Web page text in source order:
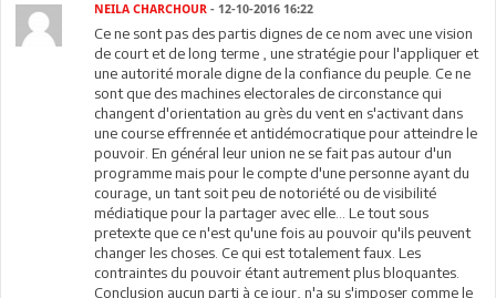
NEILA CHARCHOUR - 12-10-2016 16:22
Ce ne sont pas des partis dignes de ce nom avec une vision
de court et de long terme , une stratégie pour l'appliquer et
une autorité morale digne de la confiance du peuple. Ce ne
sont que des machines electorales de circonstance qui
changent d'orientation au grès du vent en s'activant dans
une course effrennée et antidémocratique pour atteindre le
pouvoir. En général leur union ne se fait pas autour d'un
programme mais pour le compte d'une personne ayant du
courage, un tant soit peu de notoriété ou de visibilité
médiatique pour la partager avec elle... Le tout sous
pretexte que ce n'est qu'une fois au pouvoir qu'ils peuvent
changer les choses. Ce qui est totalement faux. Les
contraintes du pouvoir étant autrement plus bloquantes.
Conclusion aucun parti à ce jour, n'a su s'imposer comme le